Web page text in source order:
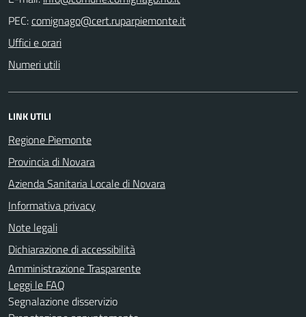
PEC:
Uffici e orari
Numeri utili
LINK UTILI
Regione Piemonte
Provincia di Novara
Azienda Sanitaria Locale di Novara
Informativa privacy
Note legali
Dichiarazione di accessibilità
Amministrazione Trasparente
Leggi le FAQ
Segnalazione disservizio